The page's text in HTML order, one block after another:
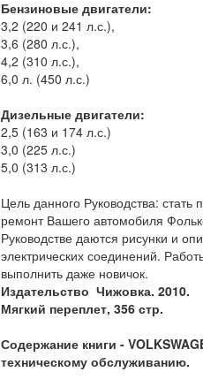
Бензиновые двигатели:
3,2 (220 и 241 л.с.),
3,6 (280 л.с.),
4,2 (310 л.с.),
6,0 л. (450 л.с.)
2,5 (163 и 174 л.с.)
3,0 (225 л.с.)
5,0 (313 л.с.)
Цель данного Руководства: стать
ремонт Вашего автомобиля
Руководстве даются рисунки и
электрических соединений.
выполнить даже новичок.
Издательство Чижовка. 2010.
Мягкий переплет, 356 стр.
Содержание книги -
техническому обслуживанию.